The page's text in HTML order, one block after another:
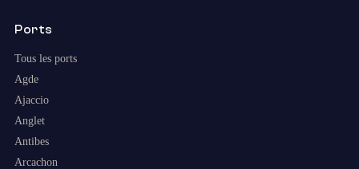
Ports
Tous les ports
Agde
Ajaccio
Anglet
Antibes
Arcachon